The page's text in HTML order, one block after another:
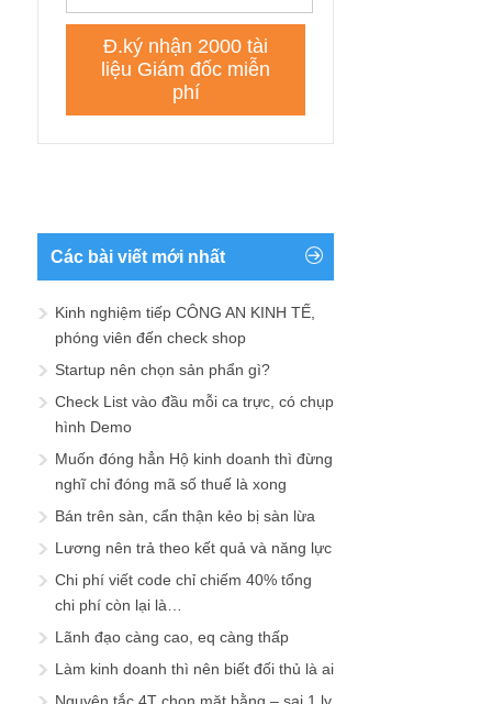
Các bài viết mới nhất
Kinh nghiệm tiếp CÔNG AN KINH TẾ,
phóng viên đến check shop
Startup nên chọn sản phẩn gì?
Check List vào đầu mỗi ca trực, có chụp
hình Demo
Muốn đóng hẳn Hộ kinh doanh thì đừng
nghĩ chỉ đóng mã số thuế là xong
Bán trên sàn, cẩn thận kẻo bị sàn lừa
Lương nên trả theo kết quả và năng lực
Chi phí viết code chỉ chiếm 40% tổng
chi phí còn lại là…
Lãnh đạo càng cao, eq càng thấp
Làm kinh doanh thì nên biết đối thủ là ai
Nguyên tắc 4T chọn mặt bằng – sai 1 ly